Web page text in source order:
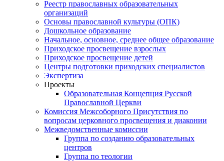
Реестр православных образовательных
организаций
Основы православной культуры (ОПК)
Дошкольное образование
Начальное, основное, среднее общее образование
Приходское просвещение взрослых
Приходское просвещение детей
Центры подготовки приходских специалистов
Экспертиза
Проекты
Образовательная Концепция Русской
Православной Церкви
Комиссия Межсоборного Присутствия по
вопросам церковного просвещения и диаконии
Межведомственные комиссии
Группа по созданию образовательных
центров
Группа по теологии